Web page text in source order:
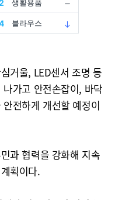
거울, LED센서 조명 등
가고 안전손잡이, 바닥
전하게 개선할 예정이
과 협력을 강화해 지속
획이다.